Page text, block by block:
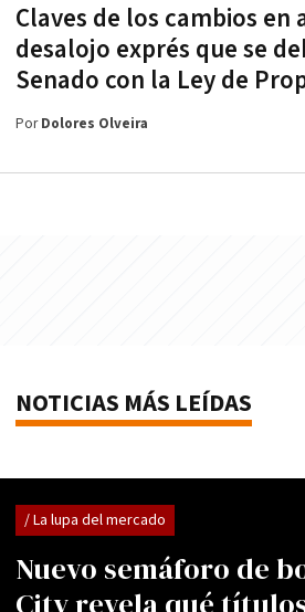
Claves de los cambios en
desalojo exprés que se
Senado con la Ley de
PorDolores Olveira
NOTICIAS MÁS LEÍDAS
Nuevo semáforo de
City revela qué
/ La lupa del mercado